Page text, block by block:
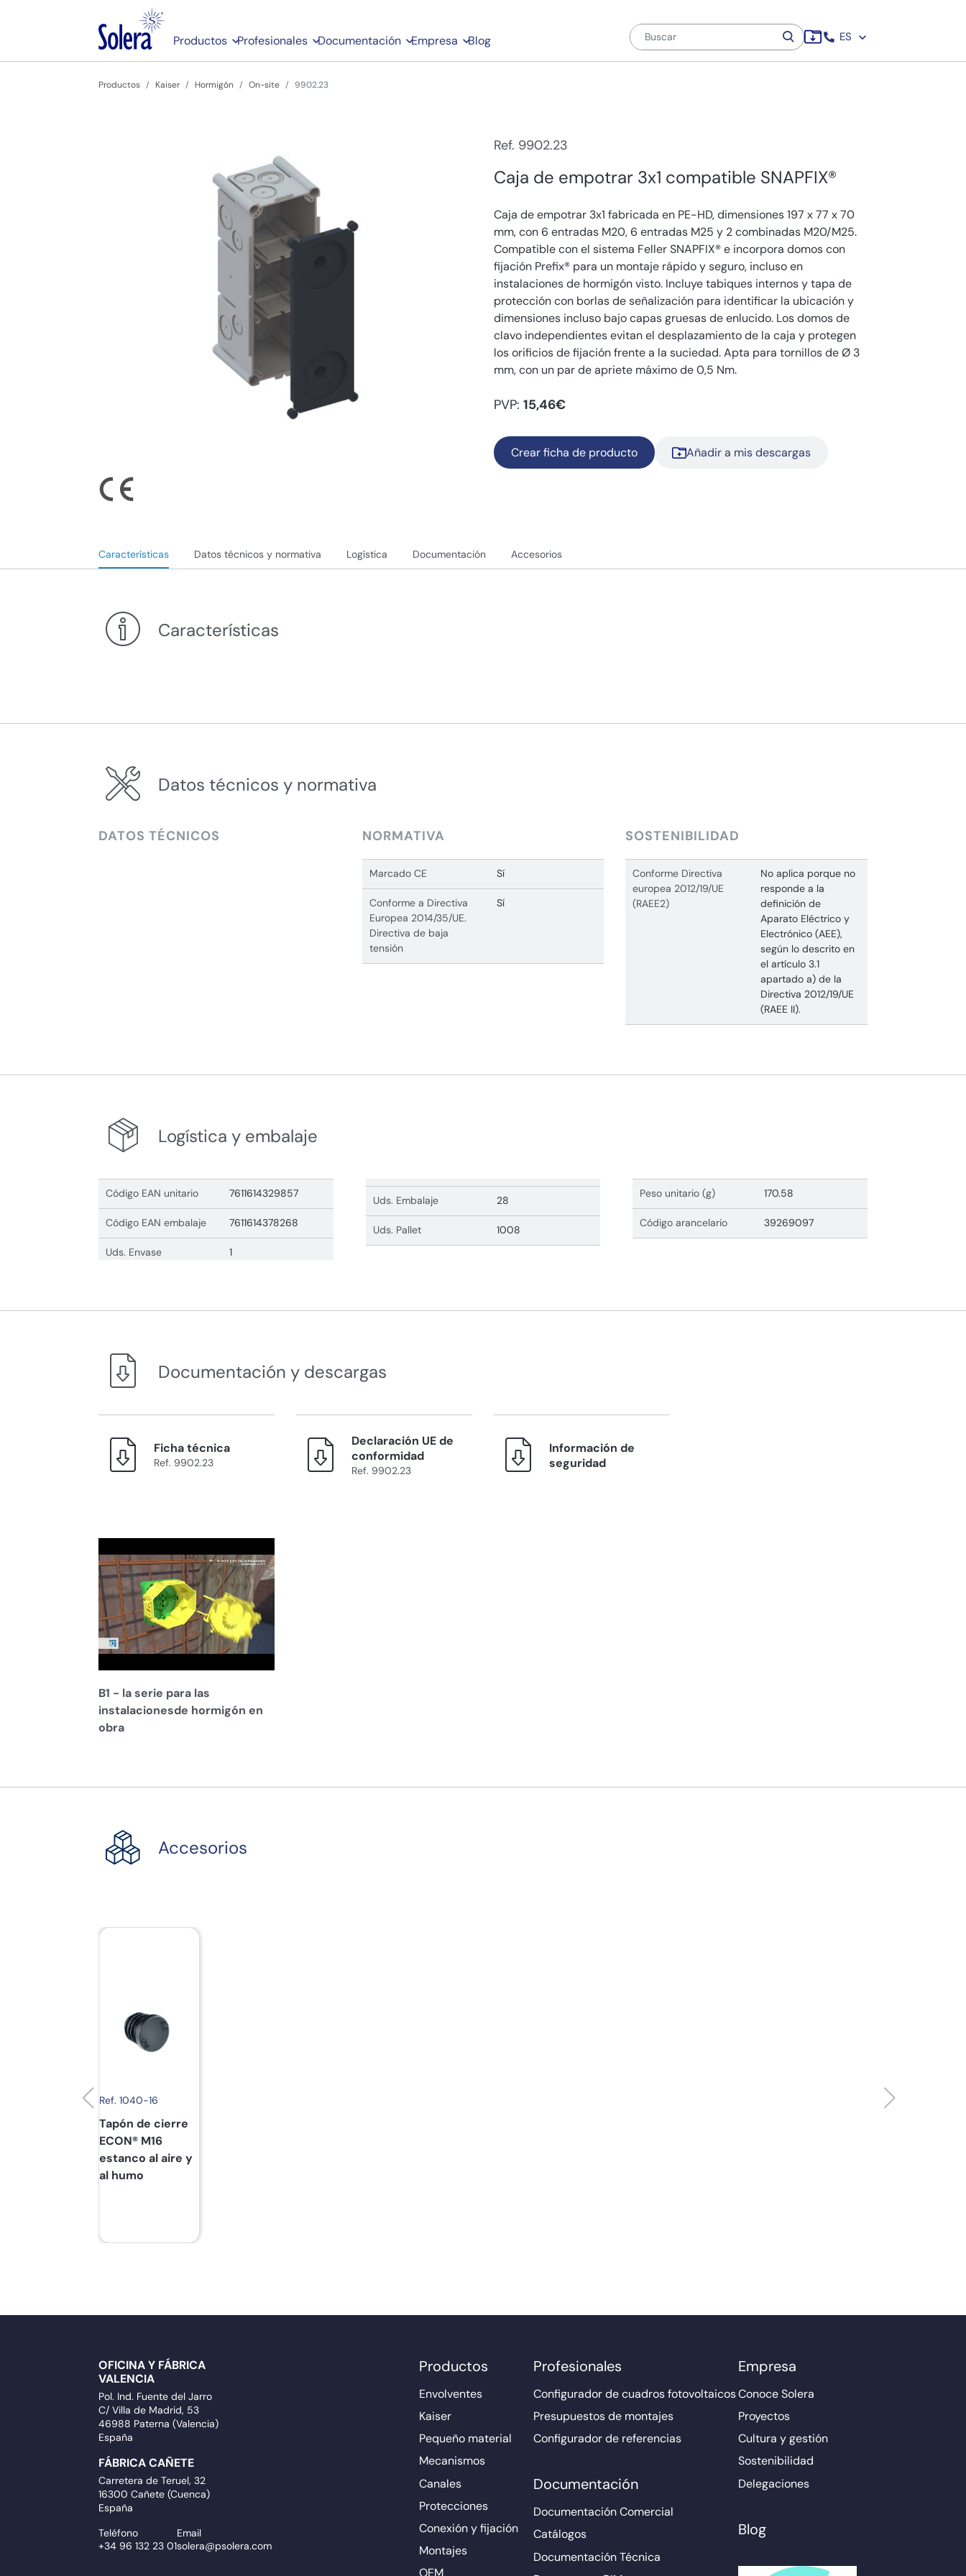
Productos Profesionales Documentación Empresa Blog ES
Productos Kaiser Hormigón On-site 9902.23
Ref. 9902.23
Caja de empotrar 3x1 compatible SNAPFIX®
Caja de empotrar 3x1 fabricada en PE-HD, dimensiones 197 x 77 x 70
mm, con 6 entradas M20, 6 entradas M25 y 2 combinadas M20/M25.
Compatible con el sistema Feller SNAPFIX® e incorpora domos con
fijación Prefix® para un montaje rápido y seguro, incluso en
instalaciones de hormigón visto. Incluye tabiques internos y tapa de
protección con borlas de señalización para identificar la ubicación y
dimensiones incluso bajo capas gruesas de enlucido. Los domos de
clavo independientes evitan el desplazamiento de la caja y protegen
los orificios de fijación frente a la suciedad. Apta para tornillos de Ø 3
mm, con un par de apriete máximo de 0,5 Nm.
PVP: 15,46€
Crear ficha de producto Añadir a mis descargas
Características Datos técnicos y normativa Logística Documentación Accesorios
Características
Datos técnicos y normativa
DATOS TÉCNICOS NORMATIVA
Marcado CE Sí
Conforme a Directiva
Europea 2014/35/UE.
Directiva de baja
tensión
Sí
SOSTENIBILIDAD
Conforme Directiva
europea 2012/19/UE
(RAEE2)
No aplica porque no
responde a la
definición de
Aparato Eléctrico y
Electrónico (AEE),
según lo descrito en
el artículo 3.1
apartado a) de la
Directiva 2012/19/UE
(RAEE II).
Logística y embalaje
Código EAN unitario 7611614329857
Código EAN embalaje 7611614378268
Uds. Envase 1
Uds. Embalaje 28
Uds. Pallet 1008
Peso unitario (g) 170.58
Código arancelario 39269097
Documentación y descargas
Ficha técnica
Ref. 9902.23
Declaración UE de
conformidad
Ref. 9902.23
Información de
seguridad
B1 - la serie para las
instalacionesde hormigón en
obra
Accesorios
Ref. 1040-16
Tapón de cierre
ECON® M16
estanco al aire y
al humo
OFICINA Y FÁBRICA
VALENCIA
Pol. Ind. Fuente del Jarro
C/ Villa de Madrid, 53
46988 Paterna (Valencia)
España
FÁBRICA CAÑETE
Carretera de Teruel, 32
16300 Cañete (Cuenca)
España
Teléfono
+34 96 132 23 01
Email
solera@psolera.com
Productos
Envolventes
Kaiser
Pequeño material
Mecanismos
Canales
Protecciones
Conexión y fijación
Montajes
OEM
Profesionales
Configurador de cuadros fotovoltaicos
Presupuestos de montajes
Configurador de referencias
Documentación
Documentación Comercial
Catálogos
Documentación Técnica
Empresa
Conoce Solera
Proyectos
Cultura y gestión
Sostenibilidad
Delegaciones
Blog